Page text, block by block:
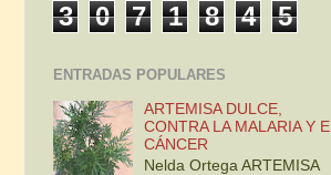
3 0 7 1 8 4 5
ENTRADAS POPULARES
ARTEMISA DULCE,
CONTRA LA MALARIA Y EL
CÁNCER
Nelda Ortega ARTEMISA